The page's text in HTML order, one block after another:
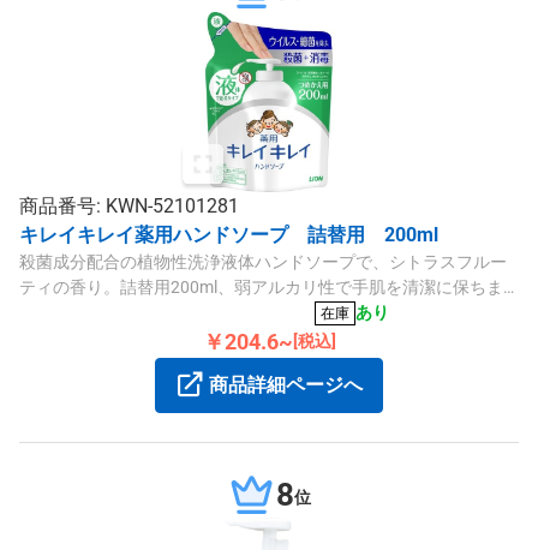
商品番号: KWN-52101281
キレイキレイ薬用ハンドソープ 詰替用 200ml
殺菌成分配合の植物性洗浄液体ハンドソープで、シトラスフルー
ティの香り。詰替用200ml、弱アルカリ性で手肌を清潔に保ちま
在庫 あり
￥204.6~ [税込]
商品詳細ページへ
8位